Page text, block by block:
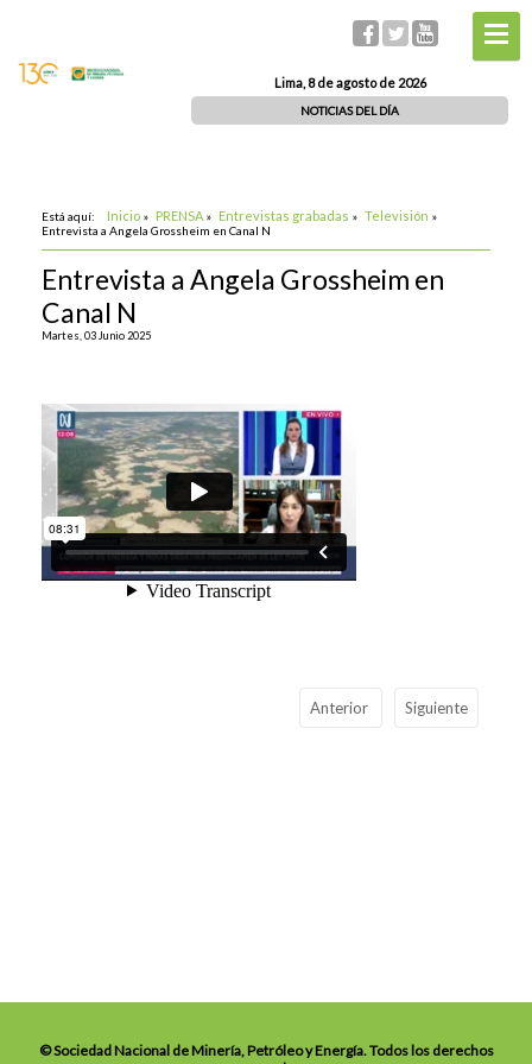
Lima, 8 de agosto de 2026
NOTICIAS DEL DÍA
Está aquí: Inicio » PRENSA » Entrevistas grabadas » Televisión »
Entrevista a Angela Grossheim en Canal N
Entrevista a Angela Grossheim en
Canal N
Martes, 03 Junio 2025
Anterior Siguiente
© Sociedad Nacional de Minería, Petróleo y Energía. Todos los derechos